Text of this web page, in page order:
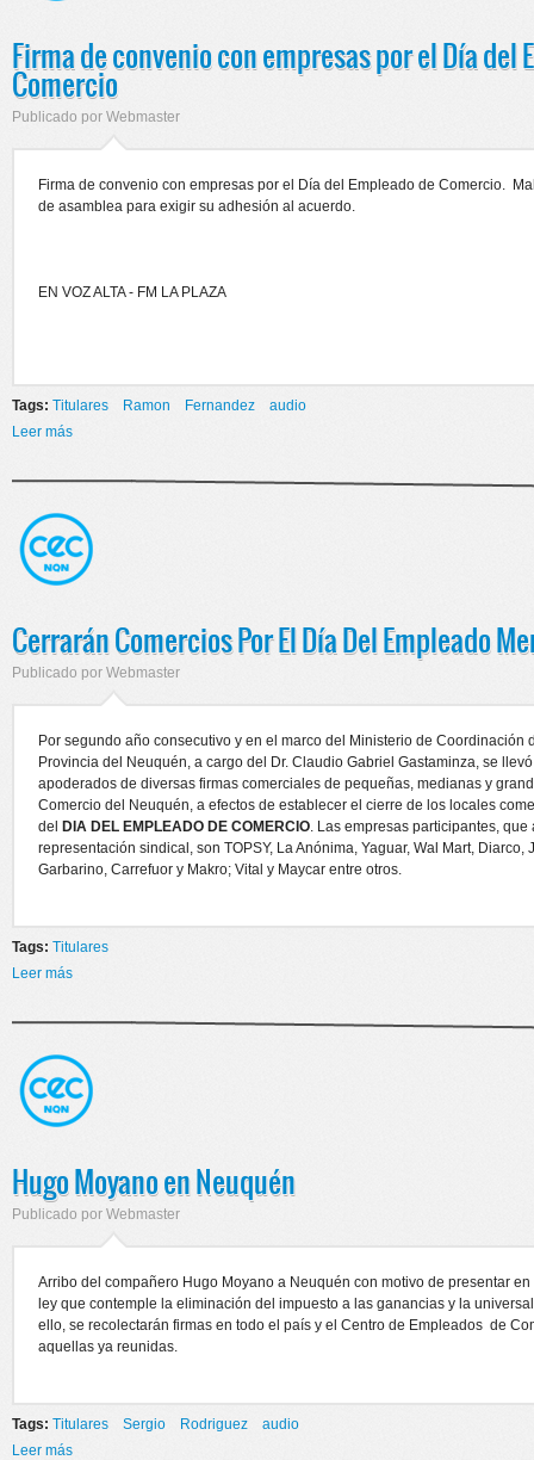
Firma de convenio con empresas por el Día del
Comercio
Publicado por Webmaster
Firma de convenio con empresas por el Día del Empleado de Comercio.
de asamblea para exigir su adhesión al acuerdo.
EN VOZ ALTA - FM LA PLAZA
Tags: Titulares Ramon Fernandez
audio
Leer más
Cerrarán Comercios Por El Día Del Empleado
Publicado por Webmaster
Por segundo año consecutivo y en el marco del Ministerio de Coordinación
Provincia del Neuquén, a cargo del Dr. Claudio Gabriel Gastaminza, se
apoderados de diversas firmas comerciales de pequeñas, medianas y
Comercio del Neuquén, a efectos de establecer el cierre de los locales
del
DIA DEL EMPLEADO DE COMERCIO. Las empresas participantes,
representación sindical, son TOPSY, La Anónima, Yaguar, Wal Mart,
Garbarino, Carrefuor y Makro; Vital y Maycar entre otros.
Tags: Titulares
Leer más
Hugo Moyano en Neuquén
Publicado por Webmaster
Arribo del compañero Hugo Moyano a Neuquén con motivo de presentar
ley que contemple la eliminación del impuesto a las ganancias y la
ello, se recolectarán firmas en todo el país y el Centro de Empleados de
aquellas ya reunidas.
Tags: Titulares Sergio Rodriguez
audio
Leer más